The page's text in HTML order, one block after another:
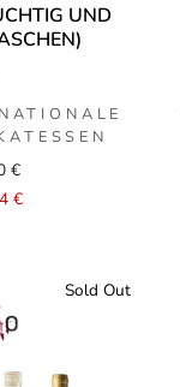
UND
€
€
Sold Out